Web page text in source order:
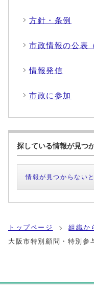
方針・条例
市政情報の公表
情報発信
市政に参加
探している情報が見つ
情報が見つからない
トップページ 組織か
大阪市特別顧問・特別参